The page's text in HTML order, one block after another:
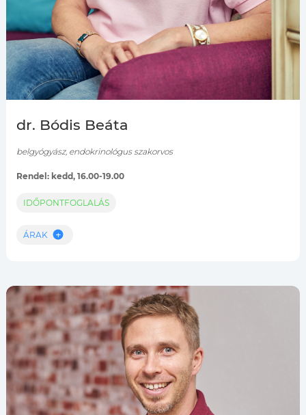
dr. Bódis Beáta
belgyógyász, endokrinológus szakorvos
Rendel: kedd, 16.00-19.00
IDŐPONTFOGLALÁS
ÁRAK